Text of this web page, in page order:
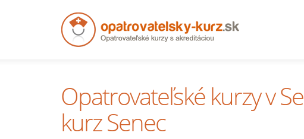
Opatrovateľské kurzy v
kurz Senec